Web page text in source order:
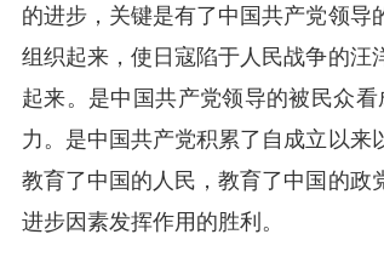
的进步，关键是有了中国共产党领导
组织起来，使日寇陷于人民战争的汪
起来。是中国共产党领导的被民众
力。是中国共产党积累了自成立以
教育了中国的人民，教育了中国的政
进步因素发挥作用的胜利。